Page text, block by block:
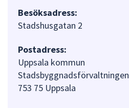
Besöksadress:
Stadshusgatan 2
Postadress:
Uppsala kommun
Stadsbyggnadsförvaltningen
753 75 Uppsala